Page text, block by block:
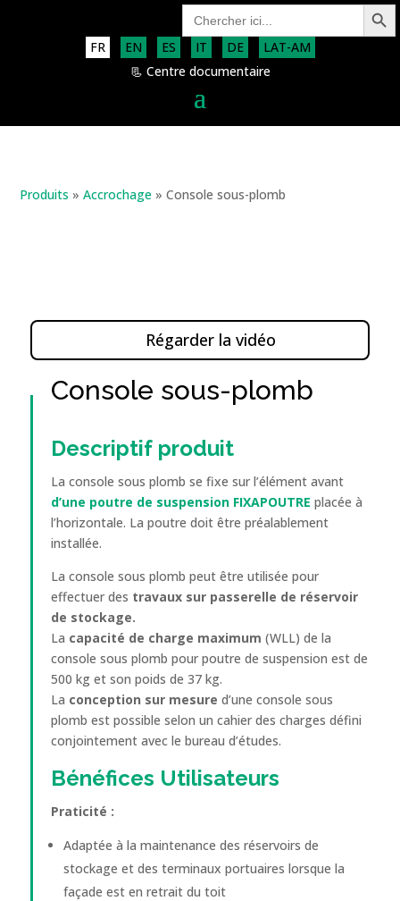
Search
for:
Search Button
FR EN ES IT DE
LAT-AM
📃 Centre documentaire
Produits »Accrochage »Console sous-plomb
Régarder la vidéo
Console sous-plomb
Descriptif produit
La console sous plomb se fixe sur l’élément avant
d’une poutre de suspension FIXAPOUTRE placée à
l’horizontale. La poutre doit être préalablement
installée.
La console sous plomb peut être utilisée pour
effectuer des travaux sur passerelle de réservoir
de stockage.
La capacité de charge maximum (WLL) de la
console sous plomb pour poutre de suspension est de
500 kg et son poids de 37 kg.
La conception sur mesure d’une console sous
plomb est possible selon un cahier des charges défini
conjointement avec le bureau d’études.
Bénéfices Utilisateurs
Praticité :
Adaptée à la maintenance des réservoirs de
stockage et des terminaux portuaires lorsque la
façade est en retrait du toit